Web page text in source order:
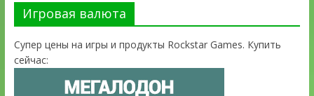
Игровая валюта
Супер цены на игры и продукты Rockstar Games. Купить
сейчас: